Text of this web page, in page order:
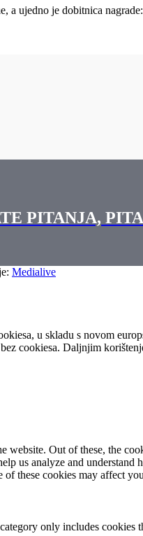
a ujedno je dobitnica
PITANJA,
Medialive
u skladu s novom
cookiesa. Daljnjim
Out of these, the
us analyze and
these cookies may affect
only includes